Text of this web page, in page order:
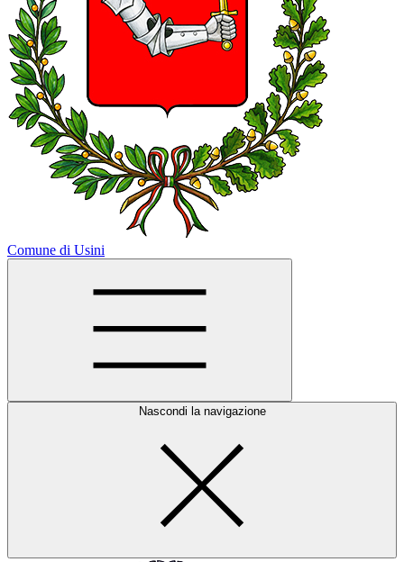
Comune di Usini
Nascondi la navigazione